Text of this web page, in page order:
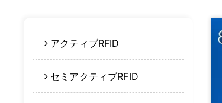
アクティブRFID
セミアクティブRFID